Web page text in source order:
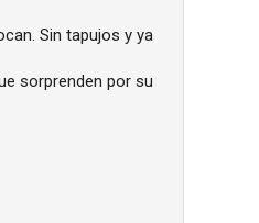
Sin tapujos y ya
sorprenden por su